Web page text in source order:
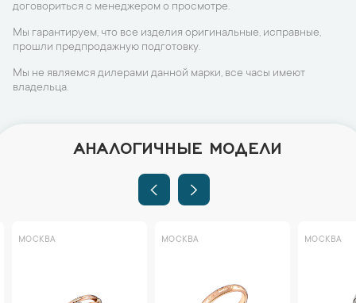
договориться с менеджером о просмотре.
Мы гарантируем, что все изделия оригинальные, исправные,
прошли предпродажную подготовку.
Мы не являемся дилерами данной марки, все часы имеют
владельца.
АНАЛОГИЧНЫЕ МОДЕЛИ
МОСКВА МОСКВА МОСКВА